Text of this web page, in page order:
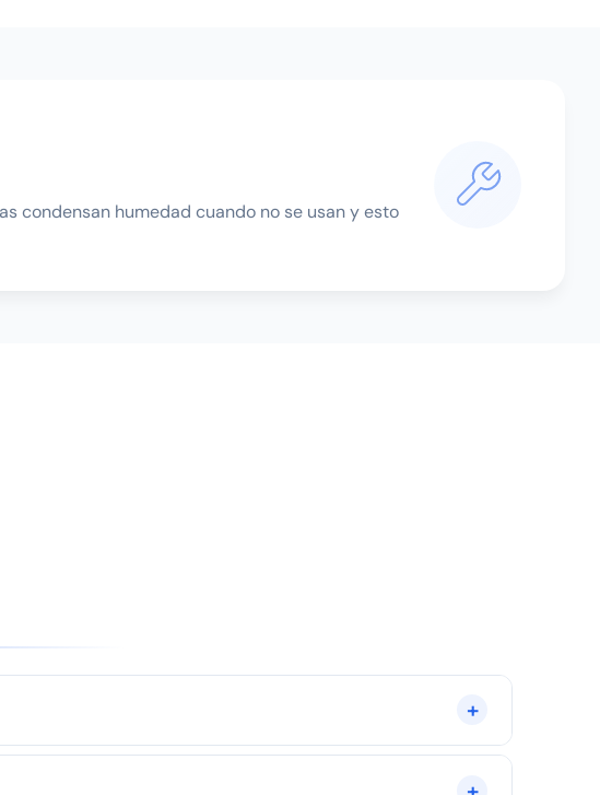
condensan humedad cuando no se usan y esto